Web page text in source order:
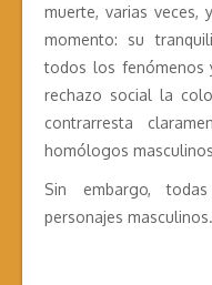
muerte, varias veces,
momento: su
todos los
rechazo social la
contrarresta
homólogos
Sin embargo,
personajes